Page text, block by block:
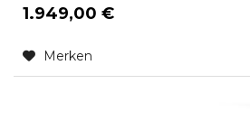
1.949,00 €
Merken